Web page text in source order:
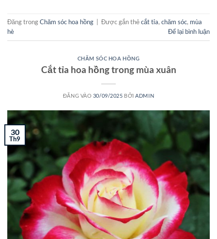
Đăng trongChăm sóc hoa hồng Được gắn thẻcắt tỉa, chăm sóc, mùa
hè
Để lại bình luận
CHĂM SÓC HOA HỒNG
Cắt tỉa hoa hồng trong mùa xuân
ĐĂNG VÀO 30/09/2025 BỞI ADMIN
30
Th9